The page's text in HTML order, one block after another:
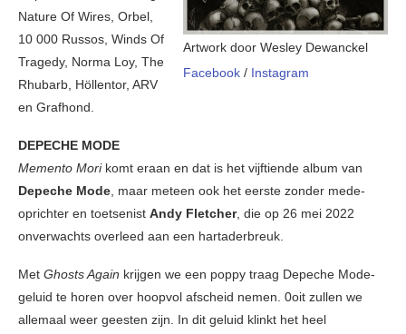
Artwork door Wesley Dewanckel
Facebook / Instagram
Nature Of Wires, Orbel,
10 000 Russos, Winds Of
Tragedy, Norma Loy, The
Rhubarb, Höllentor, ARV
en Grafhond.
DEPECHE MODE
Memento Mori komt eraan en dat is het vijftiende album van
Depeche Mode, maar meteen ook het eerste zonder mede-
oprichter en toetsenist Andy Fletcher, die op 26 mei 2022
onverwachts overleed aan een hartaderbreuk.
Met Ghosts Again krijgen we een poppy traag Depeche Mode-
geluid te horen over hoopvol afscheid nemen. 0oit zullen we
allemaal weer geesten zijn. In dit geluid klinkt het heel